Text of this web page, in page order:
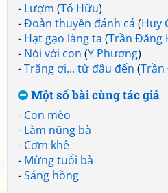
- Lượm (Tố Hữu)
-Đoàn thuyền đánh cá (Huy
- Hạt gạo làng ta (Trần Đăng
- Nói với con (Y Phương)
-Trăng ơi... từ đâu đến (Trần
Một số bài cùng tác giả
- Con mèo
- Làm nũng bà
- Cơm khê
- Mừng tuổi bà
-Sáng hồng